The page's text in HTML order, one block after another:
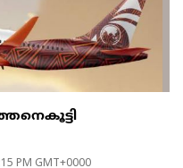
PM GMT+0000